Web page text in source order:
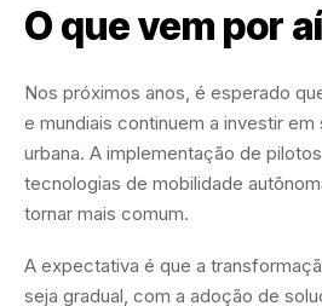
O que vem por aí
Nos próximos anos, é esperado
e mundiais continuem a investir
urbana. A implementação de
tecnologias de mobilidade
tornar mais comum.
A expectativa é que a
seja gradual, com a adoção de